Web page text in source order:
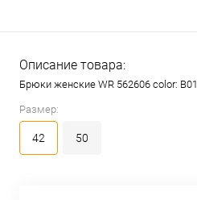
Описание товара:
Брюки женские WR 562606 color: B01
Размер:
42 50